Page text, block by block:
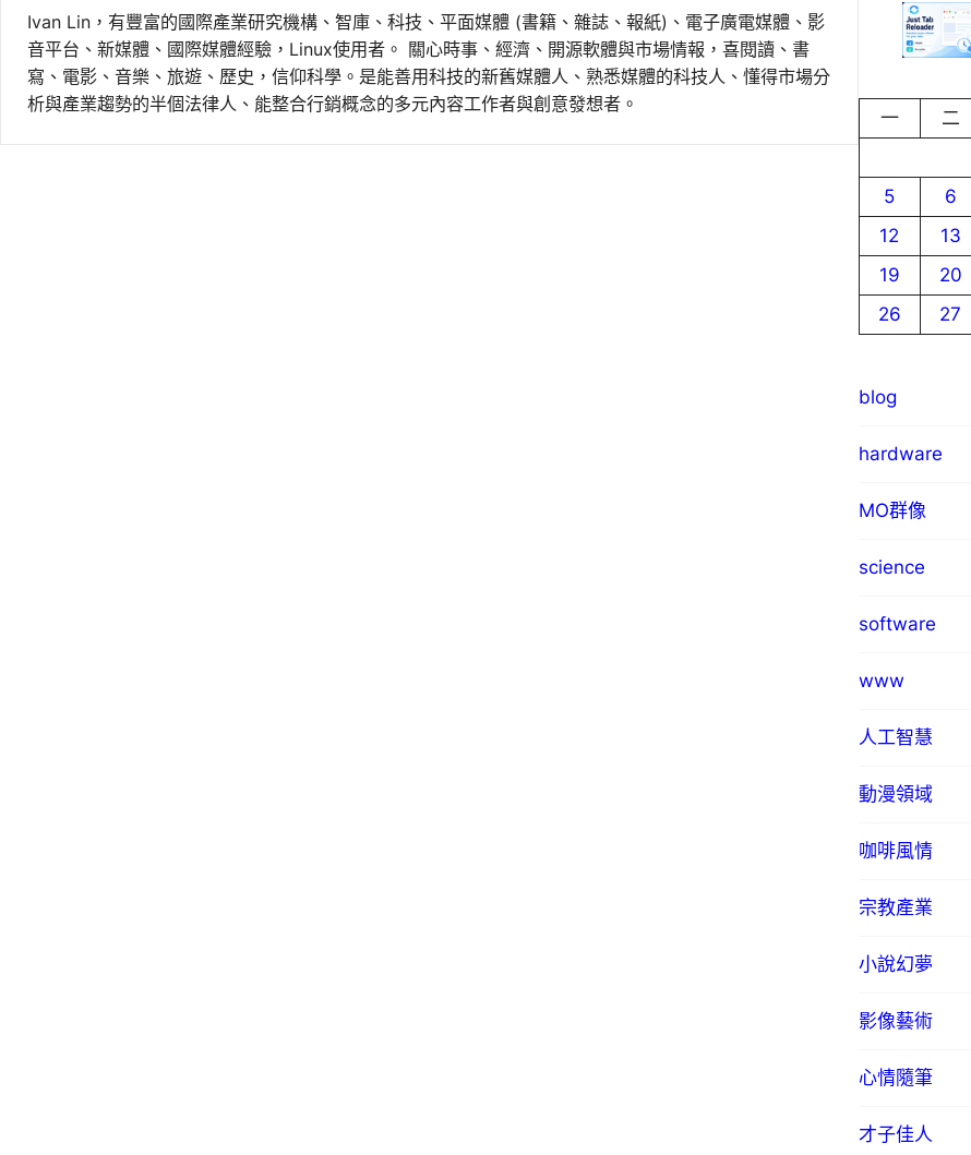
Ivan Lin，有豐富的國際產業研究機構、智庫、科技、平面媒體 (書籍、雜誌、報紙)、電子廣電媒體、影
音平台、新媒體、國際媒體經驗，Linux使用者。 關心時事、經濟、開源軟體與市場情報，喜閱讀、書
寫、電影、音樂、旅遊、歷史，信仰科學。是能善用科技的新舊媒體人、熟悉媒體的科技人、懂得市場分
析與產業趨勢的半個法律人、能整合行銷概念的多元內容工作者與創意發想者。
一
二
5
6
12
13
19
20
26
27
blog
hardware
MO群像
science
software
www
人工智慧
動漫領域
咖啡風情
宗教產業
小說幻夢
影像藝術
心情隨筆
才子佳人